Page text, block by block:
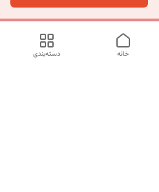
دسته‌بندی خانه